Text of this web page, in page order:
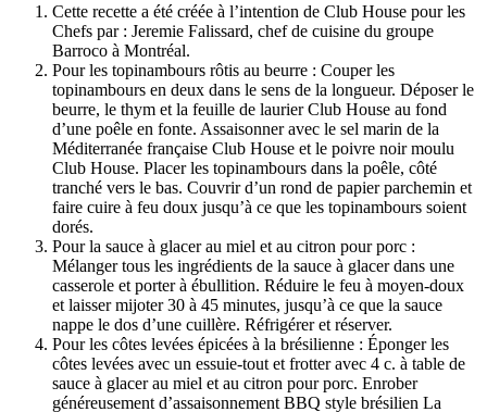
Cette recette a été créée à l’intention de Club House pour les
Chefs par : Jeremie Falissard, chef de cuisine du groupe
Barroco à Montréal.
Pour les topinambours rôtis au beurre : Couper les
topinambours en deux dans le sens de la longueur. Déposer le
beurre, le thym et la feuille de laurier Club House au fond
d’une poêle en fonte. Assaisonner avec le sel marin de la
Méditerranée française Club House et le poivre noir moulu
Club House. Placer les topinambours dans la poêle, côté
tranché vers le bas. Couvrir d’un rond de papier parchemin et
faire cuire à feu doux jusqu’à ce que les topinambours soient
dorés.
Pour la sauce à glacer au miel et au citron pour porc :
Mélanger tous les ingrédients de la sauce à glacer dans une
casserole et porter à ébullition. Réduire le feu à moyen-doux
et laisser mijoter 30 à 45 minutes, jusqu’à ce que la sauce
nappe le dos d’une cuillère. Réfrigérer et réserver.
Pour les côtes levées épicées à la brésilienne : Éponger les
côtes levées avec un essuie-tout et frotter avec 4 c. à table de
sauce à glacer au miel et au citron pour porc. Enrober
généreusement d’assaisonnement BBQ style brésilien La